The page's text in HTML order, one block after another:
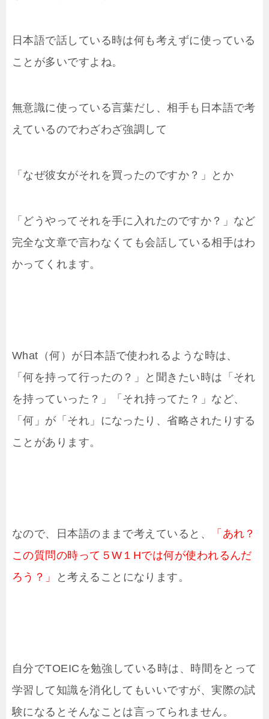
日本語で話している時は何も考えずに使っている
ことが多いですよね。
無意識に使っている言葉だし、相手も日本語で考
えているのでわざわざ強調して
「なぜ彼女がそれを買ったのですか？」とか
「どうやってそれを手に入れたのですか？」など
完全な文章で言わなくても会話している相手はわ
かってくれます。
What（何）が日本語で使われるような時は、
「何を持って行ったの？」と聞きたい時は「それ
を持っていった？」「それ持ってた？」など、
「何」が「それ」になったり、省略されたりする
ことがあります。
なので、日本語のままで考えていると、
「あれ？
この質問の時って５W１Hでは何が使われるんだ
ろう？」
と考えることになります。
自分でTOEICを勉強している時は、時間をとって
学習して知識を消化してもいいですが、実際の試
験になるとそんなことは言ってられません。